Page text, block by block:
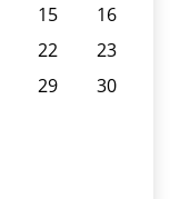
15
16
22
23
29
30